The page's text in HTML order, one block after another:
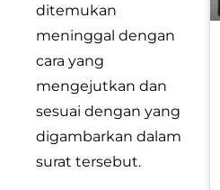
ditemukan
meninggal dengan
cara yang
mengejutkan dan
sesuai dengan yang
digambarkan dalam
surat tersebut.